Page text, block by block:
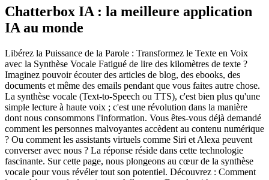
Chatterbox IA : la meilleure application
IA au monde
Libérez la Puissance de la Parole : Transformez le Texte en Voix
avec la Synthèse Vocale Fatigué de lire des kilomètres de texte ?
Imaginez pouvoir écouter des articles de blog, des ebooks, des
documents et même des emails pendant que vous faites autre chose.
La synthèse vocale (Text-to-Speech ou TTS), c'est bien plus qu'une
simple lecture à haute voix ; c'est une révolution dans la manière
dont nous consommons l'information. Vous êtes-vous déjà demandé
comment les personnes malvoyantes accèdent au contenu numérique
? Ou comment les assistants virtuels comme Siri et Alexa peuvent
converser avec nous ? La réponse réside dans cette technologie
fascinante. Sur cette page, nous plongeons au cœur de la synthèse
vocale pour vous révéler tout son potentiel. Découvrez : Comment